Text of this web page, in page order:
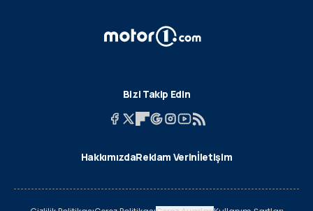
Bizi Takip Edin
HakkımızdaReklam Verinİletişim